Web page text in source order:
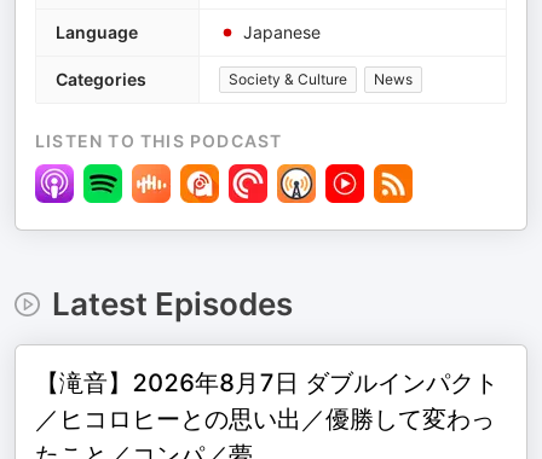
Language Japanese
Categories Society & Culture News
LISTEN TO THIS PODCAST
Latest Episodes
【滝音】2026年8月7日 ダブルインパクト
／ヒコロヒーとの思い出／優勝して変わっ